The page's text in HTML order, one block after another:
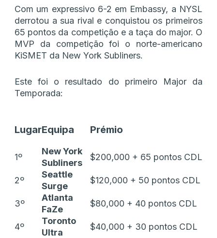
Com um expressivo 6-2 em Embassy, a NYSL
derrotou a sua rival e conquistou os primeiros
65 pontos da competição e a taça do major. O
MVP da competição foi o norte-americano
KiSMET da New York Subliners.
Este foi o resultado do primeiro Major da
Temporada:
LugarEquipa Prémio
1º
New York
Subliners
$200,000 + 65 pontos CDL
2º
Seattle
Surge
$120,000 + 50 pontos CDL
3º
Atlanta
FaZe
$80,000 + 40 pontos CDL
4º
Toronto
Ultra
$40,000 + 30 pontos CDL